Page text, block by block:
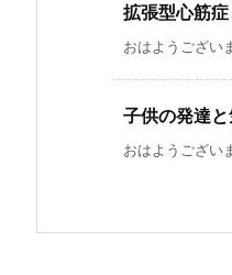
拡張型心筋
おはようござ
子供の発達
おはようござい